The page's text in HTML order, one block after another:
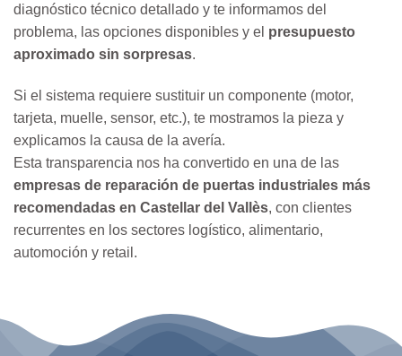
diagnóstico técnico detallado y te informamos del
problema, las opciones disponibles y el presupuesto
aproximado sin sorpresas.
Si el sistema requiere sustituir un componente (motor,
tarjeta, muelle, sensor, etc.), te mostramos la pieza y
explicamos la causa de la avería.
Esta transparencia nos ha convertido en una de las
empresas de reparación de puertas industriales más
recomendadas en Castellar del Vallès, con clientes
recurrentes en los sectores logístico, alimentario,
automoción y retail.